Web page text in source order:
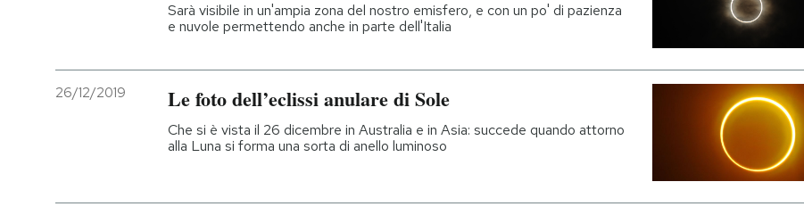
Cultura
Economia
Ok Boomer!
Europa
Altrecose
Mondiali calcio 2026
PODCAST
Sarà visibile in un'ampia zona del nostro emisfero, e con un po' di pazienza
e nuvole permettendo anche in parte dell'Italia
26/12/2019 Le foto dell’eclissi anulare di Sole
Che si è vista il 26 dicembre in Australia e in Asia: succede quando attorno
alla Luna si forma una sorta di anello luminoso